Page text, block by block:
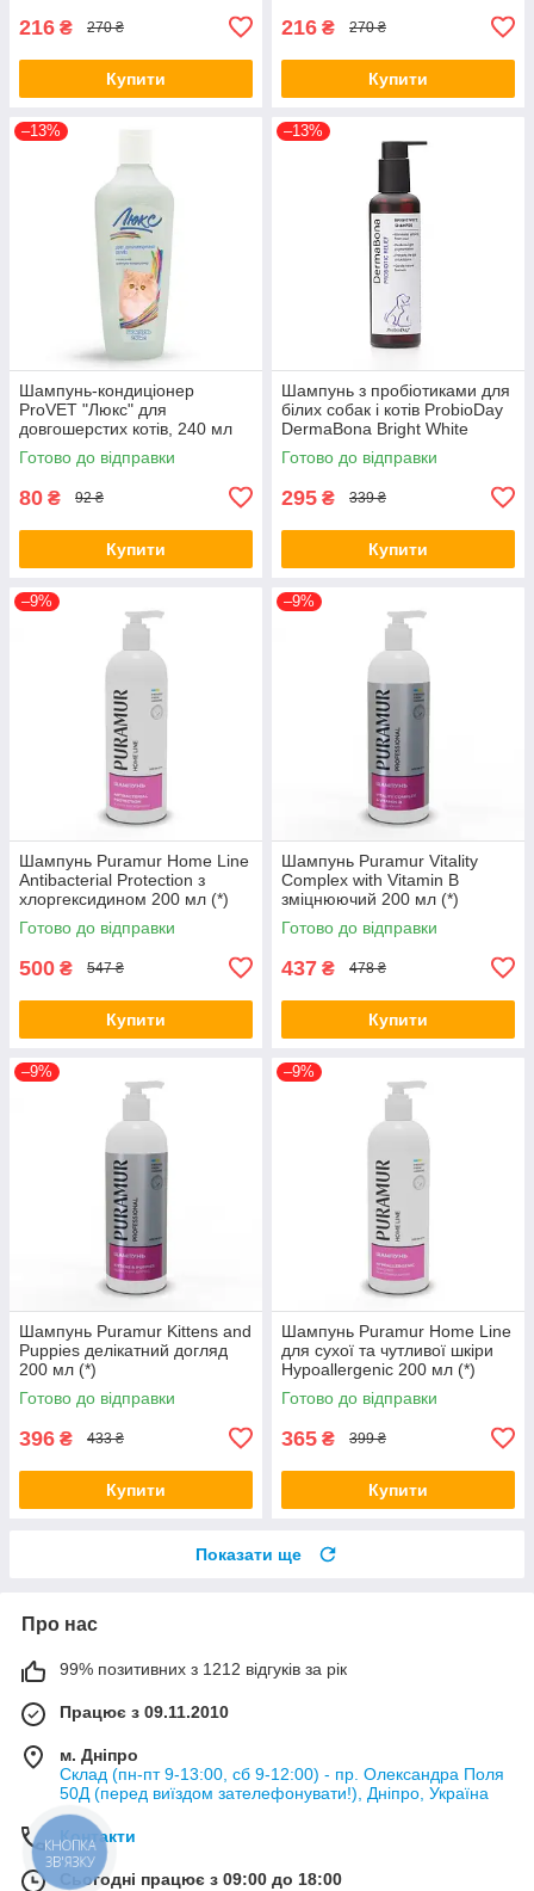
216 ₴ 270 ₴
Купити
216 ₴ 270 ₴
Купити
–13%
Шампунь-кондиціонер
ProVET "Люкс" для
довгошерстих котів, 240 мл
(*)
Готово до відправки
80 ₴ 92 ₴
Купити
–13%
Шампунь з пробіотиками для
білих собак і котів ProbioDay
DermaBona Bright White
Дермабона 200 мл (*)
Готово до відправки
295 ₴ 339 ₴
Купити
–9%
Шампунь Puramur Home Line
Antibacterial Protection з
хлоргексидином 200 мл (*)
Готово до відправки
500 ₴ 547 ₴
Купити
–9%
Шампунь Puramur Vitality
Complex with Vitamin B
зміцнюючий 200 мл (*)
Готово до відправки
437 ₴ 478 ₴
Купити
–9%
Шампунь Puramur Kittens and
Puppies делікатний догляд
200 мл (*)
Готово до відправки
396 ₴ 433 ₴
Купити
–9%
Шампунь Puramur Home Line
для сухої та чутливої шкіри
Hypoallergenic 200 мл (*)
Готово до відправки
365 ₴ 399 ₴
Купити
Показати ще
Про нас
99% позитивних з 1212 відгуків за рік
Працює з 09.11.2010
м. Дніпро
Склад (пн-пт 9-13:00, сб 9-12:00) - пр. Олександра Поля
50Д (перед виїздом зателефонувати!), Дніпро, Україна
Контакти
Сьогодні працює з 09:00 до 18:00
КНОПКА
ЗВ'ЯЗКУ